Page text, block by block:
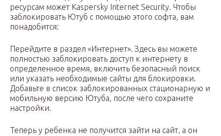
ресурсам может Kaspersky Internet Security. Чтобы
заблокировать Ютуб с помощью этого софта, вам
понадобится:
Перейдите в раздел «Интернет». Здесь вы можете
полностью заблокировать доступ к интернету в
определенное время, включить безопасный поиск
или указать необходимые сайты для блокировки.
Добавьте в список заблокированных стационарную и
мобильную версию Ютуба, после чего сохраните
настройки.
Теперь у ребенка не получится зайти на сайт, а он